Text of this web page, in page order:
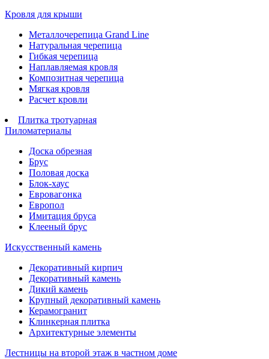
Кровля для крыши
Металлочерепица Grand Line
Натуральная черепица
Гибкая черепица
Наплавляемая кровля
Композитная черепица
Мягкая кровля
Расчет кровли
Плитка тротуарная
Пиломатериалы
Доска обрезная
Брус
Половая доска
Блок-хаус
Евровагонка
Европол
Имитация бруса
Клееный брус
Искусственный камень
Декоративный кирпич
Декоративный камень
Дикий камень
Крупный декоративный камень
Керамогранит
Клинкерная плитка
Архитектурные элементы
Лестницы на второй этаж в частном доме